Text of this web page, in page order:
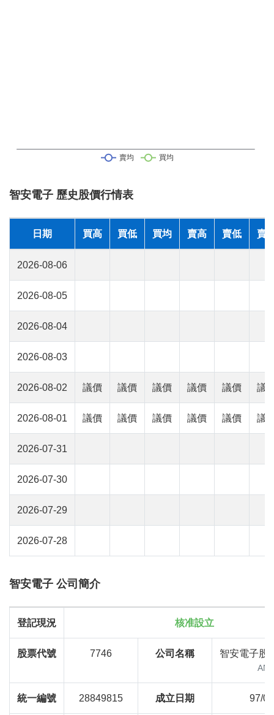
智安電子 歷史股價行情表
日期 買高 買低 買均 賣高 賣低 賣
2026-08-06
2026-08-05
2026-08-04
2026-08-03
2026-08-02 議價 議價 議價 議價 議價 議
2026-08-01 議價 議價 議價 議價 議價 議
2026-07-31
2026-07-30
2026-07-29
2026-07-28
智安電子 公司簡介
登記現況 核准設立
股票代號 7746 公司名稱 智安電子股
統一編號 28849815 成立日期 97/